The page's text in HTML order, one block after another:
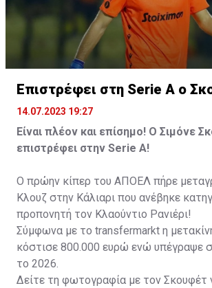
Επιστρέφει στη Serie A ο
14.07.2023 19:27
Είναι πλέον και επίσημο! Ο Σιμόνε
επιστρέφει στην Serie A!
Ο πρώην κίπερ του ΑΠΟΕΛ πήρε
Κλουζ στην Κάλιαρι που ανέβηκε
προπονητή τον Κλαούντιο Ρανιέρι!
Σύμφωνα με το transfermarkt η
κόστισε 800.000 ευρώ ενώ υπέγραψε
το 2026.
Δείτε τη φωτογραφία με τον Σκουφέτ